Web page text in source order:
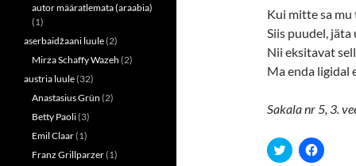
Kui mitte sa
Siis puudel,
Nii eksitavat
Ma enda ligidal
Sakala nr 5, 3.
C
l
C
l
autor määratlemata (araabia)
(1)
aserbaidžaani luule(2)
Mirza Schaffy Wazeh (2)
austria luule(32)
Anastasius Grün (2)
Betty Paoli(3)
Emil Claar(1)
Franz Grillparzer(1)